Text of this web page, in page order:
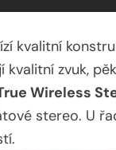
kvalitní
zvuk,
Wireless
stereo. U